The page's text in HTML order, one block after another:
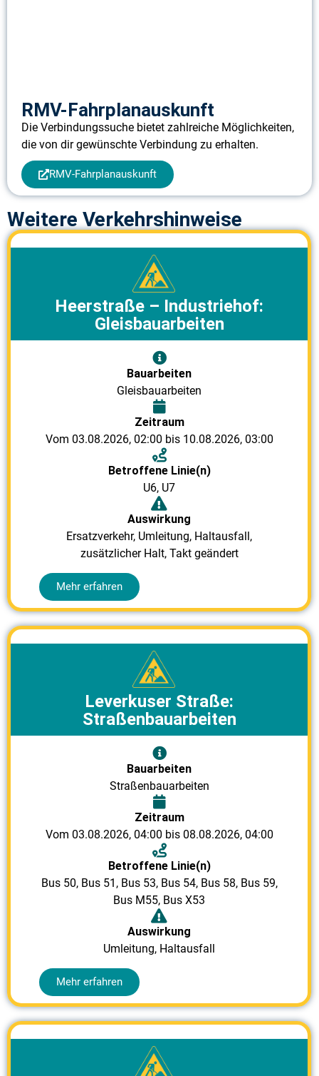
RMV-Fahrplanauskunft
Die Verbindungssuche bietet zahlreiche Möglichkeiten,
die von dir gewünschte Verbindung zu erhalten.
RMV-Fahrplanauskunft
Weitere Verkehrshinweise
Heerstraße – Industriehof:
Gleisbauarbeiten
Bauarbeiten
Gleisbauarbeiten
Zeitraum
Vom 03.08.2026, 02:00 bis 10.08.2026, 03:00
Betroffene Linie(n)
U6, U7
Auswirkung
Ersatzverkehr, Umleitung, Haltausfall,
zusätzlicher Halt, Takt geändert
Mehr erfahren
Leverkuser Straße:
Straßenbauarbeiten
Bauarbeiten
Straßenbauarbeiten
Zeitraum
Vom 03.08.2026, 04:00 bis 08.08.2026, 04:00
Betroffene Linie(n)
Bus 50, Bus 51 , Bus 53, Bus 54, Bus 58, Bus 59,
Bus M55, Bus X53
Auswirkung
Umleitung, Haltausfall
Mehr erfahren